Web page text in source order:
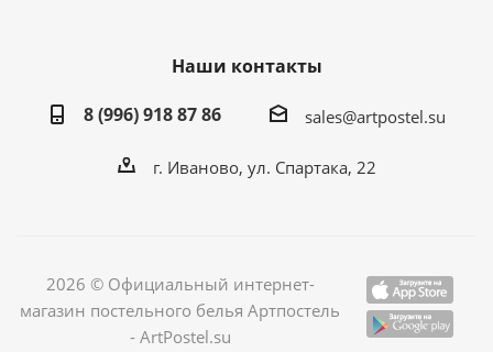
Наши контакты
8 (996) 918 87 86
sales@artpostel.su
г. Иваново, ул. Спартака, 22
2026 © Официальный интернет-
магазин постельного белья Артпостель
- ArtPostel.su